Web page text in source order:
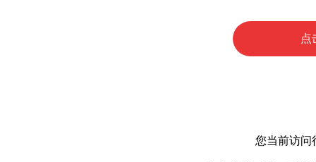
点
您当前访问